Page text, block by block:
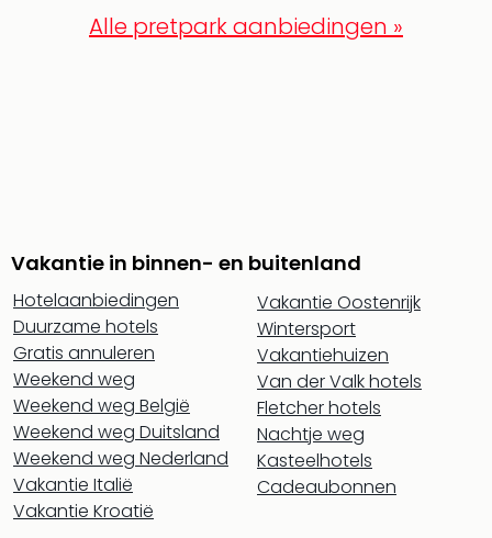
Alle pretpark aanbiedingen »
Vakantie in binnen- en buitenland
Hotelaanbiedingen
Duurzame hotels
Gratis annuleren
Weekend weg
Weekend weg België
Weekend weg Duitsland
Weekend weg Nederland
Vakantie Italië
Vakantie Kroatië
Vakantie Oostenrijk
Wintersport
Vakantiehuizen
Van der Valk hotels
Fletcher hotels
Nachtje weg
Kasteelhotels
Cadeaubonnen